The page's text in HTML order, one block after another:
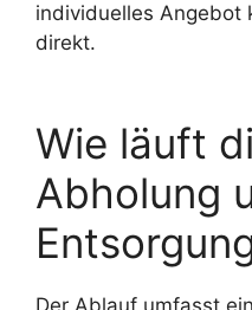
individuelles Angebot
direkt.
Wie läuft
Abholung
Der Ablauf umfasst